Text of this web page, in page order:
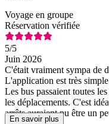
Voyage en groupe
Réservation vérifiée
5/5
Juin 2026
C'était vraiment sympa de
L'application est très
Les bus passaient toutes
les déplacements. C'est
arrêts auraient pu être un
En savoir plus